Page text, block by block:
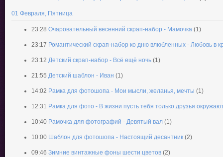
01 Февраля, Пятница
23:28 Очаровательный весенний скрап-набор - Мамочка (1)
23:17 Романтический скрап-набор ко дню влюбленных - Любовь в
23:12 Детский скрап-набор - Всё ещё ночь (1)
21:55 Детский шаблон - Иван (1)
14:02 Рамка для фотошопа - Мои мысли, желанья, мечты (1)
12:31 Рамка для фото - В жизни пусть тебя только друзья
10:40 Рамочка для фотографий - Девятый вал (1)
10:00 Шаблон для фотошопа - Настоящий десантник (2)
09:46 Зимние винтажные фоны шести цветов (2)